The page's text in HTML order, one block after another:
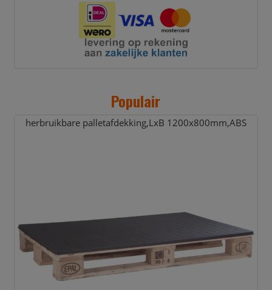
Populair
herbruikbare palletafdekking,LxB 1200x800mm,ABS